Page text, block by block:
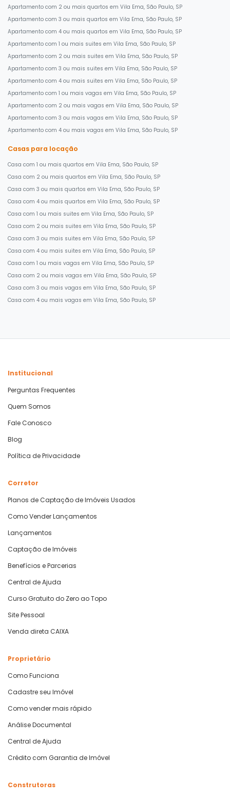
Apartamento com 2 ou mais quartos em Vila Ema, São Paulo, SP
Apartamento com 3 ou mais quartos em Vila Ema, São Paulo, SP
Apartamento com 4 ou mais quartos em Vila Ema, São Paulo, SP
Apartamento com 1 ou mais suites em Vila Ema, São Paulo, SP
Apartamento com 2 ou mais suites em Vila Ema, São Paulo, SP
Apartamento com 3 ou mais suites em Vila Ema, São Paulo, SP
Apartamento com 4 ou mais suites em Vila Ema, São Paulo, SP
Apartamento com 1 ou mais vagas em Vila Ema, São Paulo, SP
Apartamento com 2 ou mais vagas em Vila Ema, São Paulo, SP
Apartamento com 3 ou mais vagas em Vila Ema, São Paulo, SP
Apartamento com 4 ou mais vagas em Vila Ema, São Paulo, SP
Casas para locação
Casa com 1 ou mais quartos em Vila Ema, São Paulo, SP
Casa com 2 ou mais quartos em Vila Ema, São Paulo, SP
Casa com 3 ou mais quartos em Vila Ema, São Paulo, SP
Casa com 4 ou mais quartos em Vila Ema, São Paulo, SP
Casa com 1 ou mais suites em Vila Ema, São Paulo, SP
Casa com 2 ou mais suites em Vila Ema, São Paulo, SP
Casa com 3 ou mais suites em Vila Ema, São Paulo, SP
Casa com 4 ou mais suites em Vila Ema, São Paulo, SP
Casa com 1 ou mais vagas em Vila Ema, São Paulo, SP
Casa com 2 ou mais vagas em Vila Ema, São Paulo, SP
Casa com 3 ou mais vagas em Vila Ema, São Paulo, SP
Casa com 4 ou mais vagas em Vila Ema, São Paulo, SP
Institucional
Perguntas Frequentes
Quem Somos
Fale Conosco
Blog
Política de Privacidade
Corretor
Planos de Captação de Imóveis Usados
Como Vender Lançamentos
Lançamentos
Captação de Imóveis
Benefícios e Parcerias
Central de Ajuda
Curso Gratuito do Zero ao Topo
Site Pessoal
Venda direta CAIXA
Proprietário
Como Funciona
Cadastre seu Imóvel
Como vender mais rápido
Análise Documental
Central de Ajuda
Crédito com Garantia de Imóvel
Construtoras